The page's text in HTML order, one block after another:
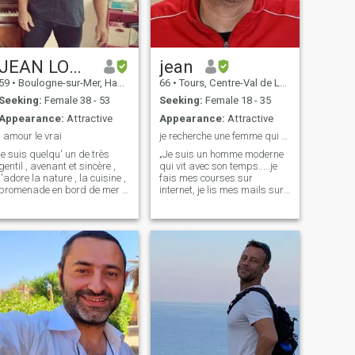
JEAN LOUIS
• Boulogne-sur-Mer, Hauts-de-France, France
Female 38 - 53
Attractive
amour le vrai
suis quelqu' un de très
, avenant et sincère ,
la nature , la cuisine ,
en bord de mer ,
fais du sport musculation ,
aussi par moment être
bien dans sa
regarder un bon film
bricoler ou jardiner, je suis
mais j adore ma
et je veux tout
avec ma futur
elle sera ma
, mon ami et je
besoin de personne
jean
66 • Tours, Centre-Val de Loire, France
Seeking: Female 18 - 35
Appearance: Attractive
je recherche une femme qui m aimera
„Je suis un homme moderne
qui vit avec son temps.....je
fais mes courses sur
internet, je lis mes mails sur
question sans réponse !! Il
est donc logique que je
cherche Ma femme sur la